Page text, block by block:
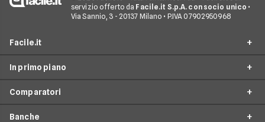
servizio offerto da Facile.it S.p.A. con socio unico •
Via Sannio, 3 - 20137 Milano • P.IVA 07902950968
Facile.it
Assicurazioni
Prestiti
Mutui
In primo piano
Prestiti Online
Prestito Personale
Comparatori
Banche